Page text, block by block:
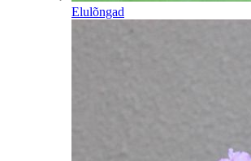
Elulõngad